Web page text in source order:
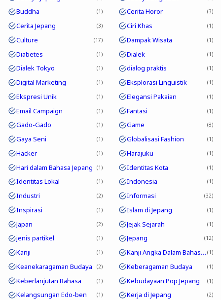
Buddha 1 Cerita Horor 3
Cerita Jepang 3 Ciri Khas 1
Culture 17 Dampak Wisata 1
Diabetes 1 Dialek 1
Dialek Tokyo 1 dialog praktis 1
Digital Marketing 1 Eksplorasi Linguistik 1
Ekspresi Unik 1 Elegansi Pakaian 1
Email Campaign 1 Fantasi 1
Gado-Gado 1 Game 8
Gaya Seni 1 Globalisasi Fashion 1
Hacker 1 Harajuku 1
Hari dalam Bahasa Jepang 1 Identitas Kota 1
Identitas Lokal 1 Indonesia 1
Industri 2 Informasi 32
Inspirasi 1 Islam di Jepang 1
Japan 2 Jejak Sejarah 1
jenis partikel 1 Jepang 12
Kanji 1 Kanji Angka Dalam Bahasa Jepang 1
Keanekaragaman Budaya 2 Keberagaman Budaya 1
Keberlanjutan Bahasa 1 Kebudayaan Pop Jepang 1
Kelangsungan Edo-ben 1 Kerja di Jepang 2